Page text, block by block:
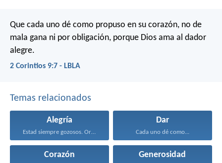
Que cada uno dé como propuso en su corazón, no de
mala gana ni por obligación, porque Dios ama al dador
alegre.
2 Corintios 9:7 - LBLA
Temas relacionados
Alegría
Estad siempre gozosos. Orad...
Dar
Cada uno dé como...
Corazón Generosidad